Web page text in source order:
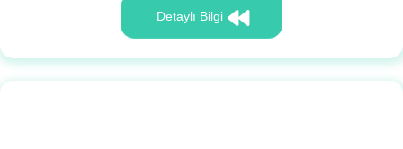
Detaylı Bilgi